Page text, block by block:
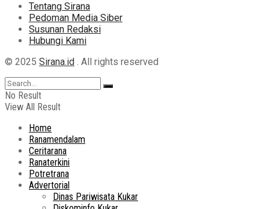
Tentang Sirana
Pedoman Media Siber
Susunan Redaksi
Hubungi Kami
© 2025 Sirana.id . All rights reserved
No Result
View All Result
Home
Ranamendalam
Ceritarana
Ranaterkini
Potretrana
Advertorial
Dinas Pariwisata Kukar